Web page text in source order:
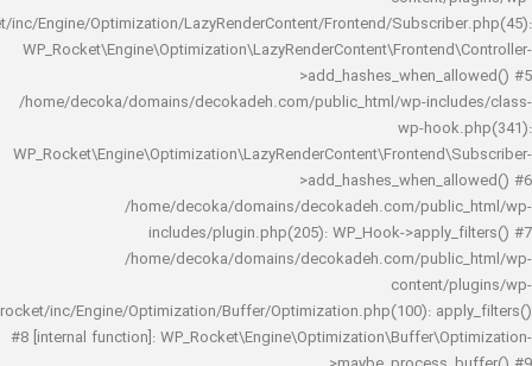
rocket/inc/Engine/Optimization/LazyRenderContent/Frontend/
/home/decoka/domains/decokadeh.com/public_html/wp-
wp-
/home/decoka/domains/decokadeh.com/
includes/plugin.php(205): WP_Hook-
/home/decoka/domains/decokadeh.com/
rocket/inc/Engine/Optimization/Buffer/Optimization.php(100):
#8 [internal function]: